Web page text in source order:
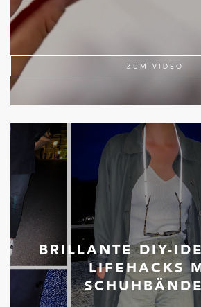
ZUM VIDEO
BRILLANTE DIY-
LIFEHACKS